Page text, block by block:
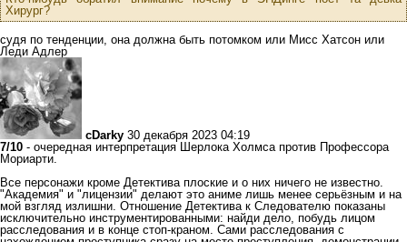
Хирург?
судя по тенденции, она должна быть потомком или Мисс Хатсон или
Леди Адлер
cDarky 30 декабря 2023 04:19
7/10 - очередная интерпретация Шерлока Холмса против Профессора
Мориарти.
Все персонажи кроме Детектива плоские и о них ничего не известно.
"Академия" и "лицензии" делают это аниме лишь менее серьёзным и на
мой взгляд излишни. Отношение Детектива к Следователю показаны
исключительно инструментированными: найди дело, побудь лицом
расследования и в конце стоп-краном. Сами расследования с